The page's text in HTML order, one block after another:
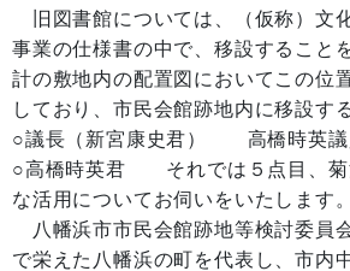
旧図書館については、（仮称）文
事業の仕様書の中で、移設すること
計の敷地内の配置図においてこの位
しており、市民会館跡地内に移設す
○議長（新宮康史君） 高橋時英議
○高橋時英君 それでは５点目、菊
な活用についてお伺いをいたします。
八幡浜市市民会館跡地等検討委員
で栄えた八幡浜の町を代表し、市内